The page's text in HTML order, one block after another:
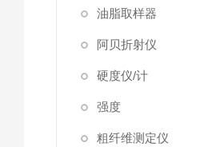
油脂取样器
阿贝折射仪
硬度仪/计
强度
粗纤维测定仪